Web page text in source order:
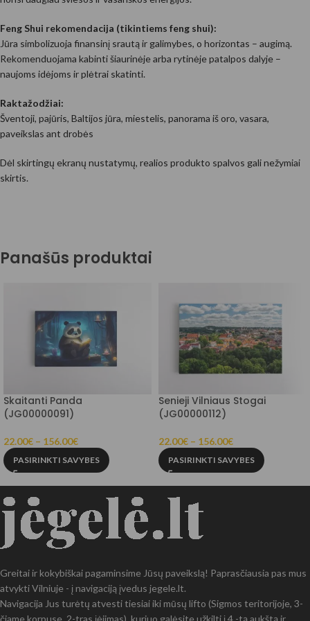
Feng Shui rekomendacija (tikintiems feng shui):
Jūra simbolizuoja finansinį srautą ir galimybes, o horizontas – augimą.
Rekomenduojama kabinti šiaurinėje arba rytinėje patalpos dalyje –
naujoms idėjoms ir plėtrai skatinti.
Raktažodžiai:
Šventoji, pajūris, Baltijos jūra, miestelis, panorama iš oro, vasara,
paveikslas ant drobės
Dėl skirtingų ekranų nustatymų, realios produkto spalvos gali nežymiai
skirtis.
Panašūs produktai
Skaitanti Panda
(JG00000091)
22.00€ – 156.00€
PASIRINKTI SAVYBES
Senieji Vilniaus Stogai
(JG00000112)
22.00€ – 156.00€
PASIRINKTI SAVYBES
Greitai ir kokybiškai pagaminsime Jūsų paveikslą! Paprasčiausia pas mus
atvykti Vilniuje - į navigaciją įvedus jegele.lt.
Navigacija Jus turėtų atvesti tiesiai iki mūsų lifto (Sigmos teritorijoje, 3-
čiame korpuse, 2-tras įėjimas), kuriuo galėsite užkilti į 4 -tą aukštą ir